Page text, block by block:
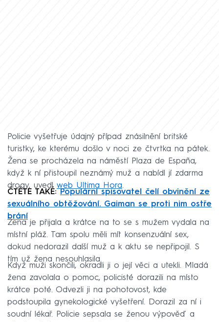
Policie vyšetřuje údajný případ znásilnění britské
turistky, ke kterému došlo v noci ze čtvrtka na pátek.
Žena se procházela na náměstí Plaza de España,
když k ní přistoupil neznámý muž a nabídl jí zdarma
drogy, uvedl web Ultima Hora.
ČTĚTE TAKÉ: Populární spisovatel čelí obvinění ze
sexuálního obtěžování. Gaiman se proti nim ostře
brání
Žena je přijala a krátce na to se s mužem vydala na
místní pláž. Tam spolu měli mít konsenzuální sex,
dokud nedorazil další muž a k aktu se nepřipojil. S
tím už žena nesouhlasila.
Když muži skončili, okradli ji o její věci a utekli. Mladá
žena zavolala o pomoc, policisté dorazili na místo
krátce poté. Odvezli ji na pohotovost, kde
podstoupila gynekologické vyšetření. Dorazil za ní i
soudní lékař. Policie sepsala se ženou výpověď a